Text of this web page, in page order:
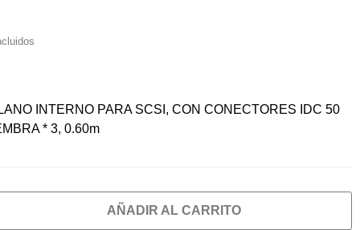
INTERNO PARA SCSI, CON CONECTORES IDC 50
* 3, 0.60m
AÑADIR AL CARRITO